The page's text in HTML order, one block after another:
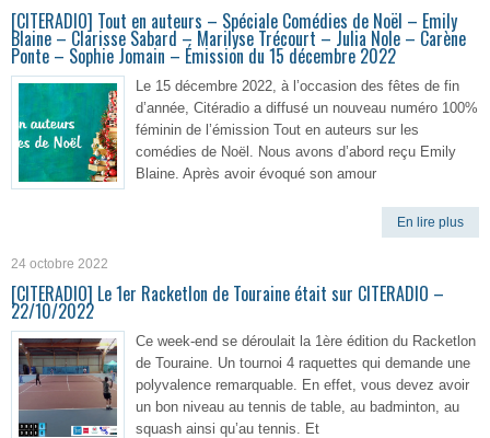
[CITERADIO] Tout en auteurs – Spéciale Comédies de Noël – Emily
Blaine – Clarisse Sabard – Marilyse Trécourt – Julia Nole – Carène
Ponte – Sophie Jomain – Émission du 15 décembre 2022
Le 15 décembre 2022, à l’occasion des fêtes de fin
d’année, Citéradio a diffusé un nouveau numéro 100%
féminin de l’émission Tout en auteurs sur les
comédies de Noël. Nous avons d’abord reçu Emily
Blaine. Après avoir évoqué son amour
En lire plus
24 octobre 2022
[CITERADIO] Le 1er Racketlon de Touraine était sur CITERADIO –
22/10/2022
Ce week-end se déroulait la 1ère édition du Racketlon
de Touraine. Un tournoi 4 raquettes qui demande une
polyvalence remarquable. En effet, vous devez avoir
un bon niveau au tennis de table, au badminton, au
squash ainsi qu’au tennis. Et